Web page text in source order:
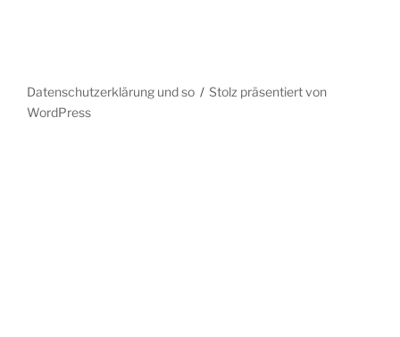
Datenschutzerklärung und so
Stolz präsentiert von
WordPress